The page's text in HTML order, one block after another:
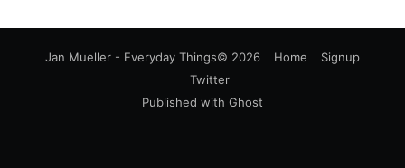
Jan Mueller - Everyday Things© 2026 Home
Signup
Twitter
Published with Ghost